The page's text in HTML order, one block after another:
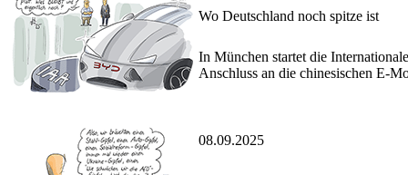
Wo Deutschland noch spitze ist
In München startet die
Anschluss an die chinesischen E-
08.09.2025